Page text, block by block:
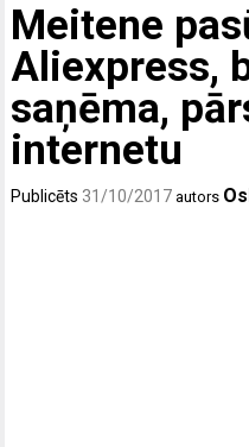
Meitene
Aliexpress,
saņēma,
internetu
Publicēts 31/10/2017 autors